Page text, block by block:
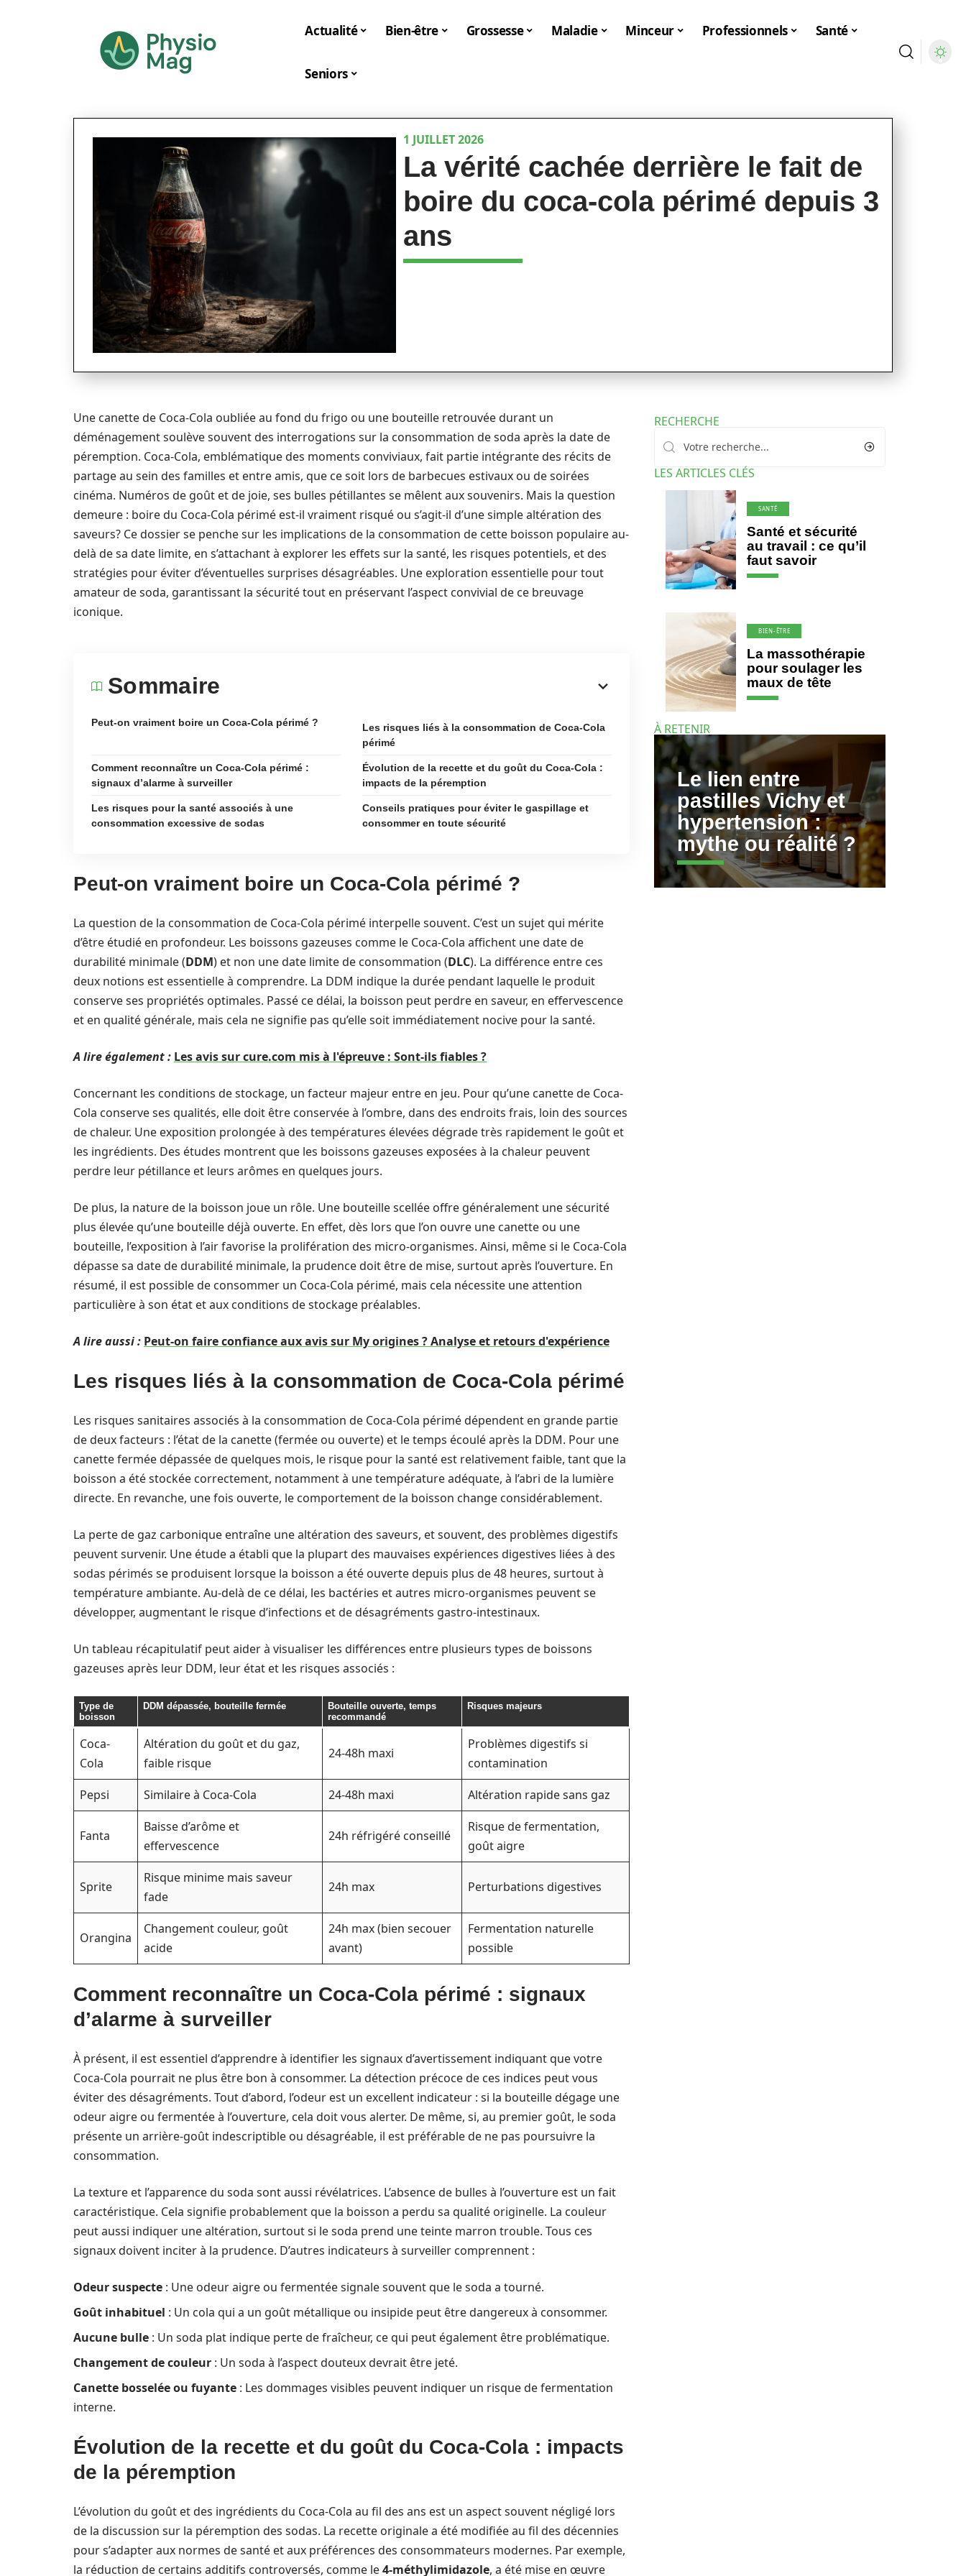
Actualité Bien-être Grossesse Maladie Minceur Professionnels Santé
Seniors
1 JUILLET 2026
La vérité cachée derrière le fait de
boire du coca-cola périmé depuis 3
ans
Une canette de Coca-Cola oubliée au fond du frigo ou une bouteille retrouvée durant un
déménagement soulève souvent des interrogations sur la consommation de soda après la date de
péremption. Coca-Cola, emblématique des moments conviviaux, fait partie intégrante des récits de
partage au sein des familles et entre amis, que ce soit lors de barbecues estivaux ou de soirées
cinéma. Numéros de goût et de joie, ses bulles pétillantes se mêlent aux souvenirs. Mais la question
demeure : boire du Coca-Cola périmé est-il vraiment risqué ou s’agit-il d’une simple altération des
saveurs? Ce dossier se penche sur les implications de la consommation de cette boisson populaire au-
delà de sa date limite, en s’attachant à explorer les effets sur la santé, les risques potentiels, et des
stratégies pour éviter d’éventuelles surprises désagréables. Une exploration essentielle pour tout
amateur de soda, garantissant la sécurité tout en préservant l’aspect convivial de ce breuvage
iconique.
Sommaire
Peut-on vraiment boire un Coca-Cola périmé ?
Les risques liés à la consommation de Coca-Cola
périmé
Comment reconnaître un Coca-Cola périmé :
signaux d’alarme à surveiller
Évolution de la recette et du goût du Coca-Cola :
impacts de la péremption
Les risques pour la santé associés à une
consommation excessive de sodas
Conseils pratiques pour éviter le gaspillage et
consommer en toute sécurité
Peut-on vraiment boire un Coca-Cola périmé ?
La question de la consommation de Coca-Cola périmé interpelle souvent. C’est un sujet qui mérite
d’être étudié en profondeur. Les boissons gazeuses comme le Coca-Cola affichent une date de
durabilité minimale (DDM) et non une date limite de consommation (DLC). La différence entre ces
deux notions est essentielle à comprendre. La DDM indique la durée pendant laquelle le produit
conserve ses propriétés optimales. Passé ce délai, la boisson peut perdre en saveur, en effervescence
et en qualité générale, mais cela ne signifie pas qu’elle soit immédiatement nocive pour la santé.
A lire également : Les avis sur cure.com mis à l'épreuve : Sont-ils fiables ?
Concernant les conditions de stockage, un facteur majeur entre en jeu. Pour qu’une canette de Coca-
Cola conserve ses qualités, elle doit être conservée à l’ombre, dans des endroits frais, loin des sources
de chaleur. Une exposition prolongée à des températures élevées dégrade très rapidement le goût et
les ingrédients. Des études montrent que les boissons gazeuses exposées à la chaleur peuvent
perdre leur pétillance et leurs arômes en quelques jours.
De plus, la nature de la boisson joue un rôle. Une bouteille scellée offre généralement une sécurité
plus élevée qu’une bouteille déjà ouverte. En effet, dès lors que l’on ouvre une canette ou une
bouteille, l’exposition à l’air favorise la prolifération des micro-organismes. Ainsi, même si le Coca-Cola
dépasse sa date de durabilité minimale, la prudence doit être de mise, surtout après l’ouverture. En
résumé, il est possible de consommer un Coca-Cola périmé, mais cela nécessite une attention
particulière à son état et aux conditions de stockage préalables.
A lire aussi : Peut-on faire confiance aux avis sur My origines ? Analyse et retours d'expérience
Les risques liés à la consommation de Coca-Cola périmé
Les risques sanitaires associés à la consommation de Coca-Cola périmé dépendent en grande partie
de deux facteurs : l’état de la canette (fermée ou ouverte) et le temps écoulé après la DDM. Pour une
canette fermée dépassée de quelques mois, le risque pour la santé est relativement faible, tant que la
boisson a été stockée correctement, notamment à une température adéquate, à l’abri de la lumière
directe. En revanche, une fois ouverte, le comportement de la boisson change considérablement.
La perte de gaz carbonique entraîne une altération des saveurs, et souvent, des problèmes digestifs
peuvent survenir. Une étude a établi que la plupart des mauvaises expériences digestives liées à des
sodas périmés se produisent lorsque la boisson a été ouverte depuis plus de 48 heures, surtout à
température ambiante. Au-delà de ce délai, les bactéries et autres micro-organismes peuvent se
développer, augmentant le risque d’infections et de désagréments gastro-intestinaux.
Un tableau récapitulatif peut aider à visualiser les différences entre plusieurs types de boissons
gazeuses après leur DDM, leur état et les risques associés :
Type de
boisson
DDM dépassée, bouteille fermée
Bouteille ouverte, temps
recommandé
Risques majeurs
Coca-
Cola
Altération du goût et du gaz,
faible risque
24-48h maxi
Problèmes digestifs si
contamination
Pepsi
Similaire à Coca-Cola 24-48h maxi Altération rapide sans gaz
Fanta
Baisse d’arôme et
effervescence
24h réfrigéré conseillé
Risque de fermentation,
goût aigre
Sprite
Risque minime mais saveur
fade
24h max Perturbations digestives
Orangina
Changement couleur, goût
acide
24h max (bien secouer
avant)
Fermentation naturelle
possible
Comment reconnaître un Coca-Cola périmé : signaux
d’alarme à surveiller
À présent, il est essentiel d’apprendre à identifier les signaux d’avertissement indiquant que votre
Coca-Cola pourrait ne plus être bon à consommer. La détection précoce de ces indices peut vous
éviter des désagréments. Tout d’abord, l’odeur est un excellent indicateur : si la bouteille dégage une
odeur aigre ou fermentée à l’ouverture, cela doit vous alerter. De même, si, au premier goût, le soda
présente un arrière-goût indescriptible ou désagréable, il est préférable de ne pas poursuivre la
consommation.
La texture et l’apparence du soda sont aussi révélatrices. L’absence de bulles à l’ouverture est un fait
caractéristique. Cela signifie probablement que la boisson a perdu sa qualité originelle. La couleur
peut aussi indiquer une altération, surtout si le soda prend une teinte marron trouble. Tous ces
signaux doivent inciter à la prudence. D’autres indicateurs à surveiller comprennent :
Odeur suspecte : Une odeur aigre ou fermentée signale souvent que le soda a tourné.
Goût inhabituel : Un cola qui a un goût métallique ou insipide peut être dangereux à consommer.
Aucune bulle : Un soda plat indique perte de fraîcheur, ce qui peut également être problématique.
Changement de couleur : Un soda à l’aspect douteux devrait être jeté.
Canette bosselée ou fuyante : Les dommages visibles peuvent indiquer un risque de fermentation
interne.
Évolution de la recette et du goût du Coca-Cola : impacts
de la péremption
L’évolution du goût et des ingrédients du Coca-Cola au fil des ans est un aspect souvent négligé lors
de la discussion sur la péremption des sodas. La recette originale a été modifiée au fil des décennies
pour s’adapter aux normes de santé et aux préférences des consommateurs modernes. Par exemple,
la réduction de certains additifs controversés, comme le4-méthylimidazole, a été mise en œuvre
RECHERCHE
LES ARTICLES CLÉS
SANTÉ
Santé et sécurité
au travail : ce qu’il
faut savoir
BIEN-ÊTRE
La massothérapie
pour soulager les
maux de tête
À RETENIR
Le lien entre
pastilles Vichy et
hypertension :
mythe ou réalité ?